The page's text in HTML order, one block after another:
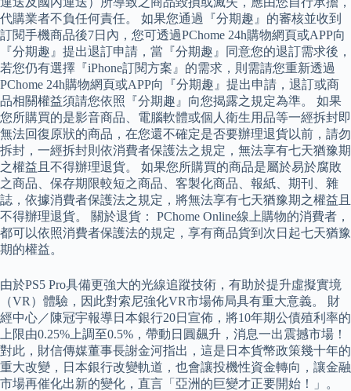
代購業者不負任何責任。 如果您通過『分期趣』的審核並收到
訂閱手機商品後7日內，您可透過PChome 24h購物網頁或APP向
『分期趣』提出退訂申請，當『分期趣』同意您的退訂需求後，
若您仍有選擇『iPhone訂閱方案』的需求，則需請您重新透過
PChome 24h購物網頁或APP向『分期趣』提出申請，退訂或商
品相關權益須請您依照『分期趣』向您揭露之規定為準。 如果
您所購買的是影音商品、電腦軟體或個人衛生用品等一經拆封即
無法回復原狀的商品，在您還不確定是否要辦理退貨以前，請勿
拆封，一經拆封則依消費者保護法之規定，無法享有七天猶豫期
之權益且不得辦理退貨。 如果您所購買的商品是屬於易於腐敗
之商品、保存期限較短之商品、客製化商品、報紙、期刊、雜
誌，依據消費者保護法之規定，將無法享有七天猶豫期之權益且
不得辦理退貨。 關於退貨： PChome Online線上購物的消費者，
都可以依照消費者保護法的規定，享有商品貨到次日起七天猶豫
期的權益。
由於PS5 Pro具備更強大的光線追蹤技術，有助於提升虛擬實境
（VR）體驗，因此對索尼強化VR市場佈局具有重大意義。 財
經中心／陳冠宇報導日本銀行20日宣佈，將10年期公債殖利率的
上限由0.25%上調至0.5%，帶動日圓飆升，消息一出震撼市場！
對此，財信傳媒董事長謝金河指出，這是日本貨幣政策幾十年的
重大改變，日本銀行改變軌道，也會讓投機性資金轉向，讓金融
市場再催化出新的變化，直言「亞洲的巨變才正要開始！」。